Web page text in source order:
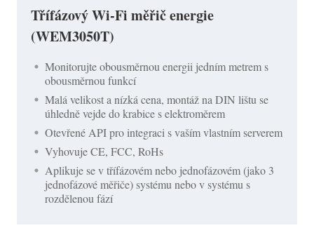
Třífázový Wi-Fi měřič energie
(WEM3050T)
Monitorujte obousměrnou energii jedním metrem s
obousměrnou funkcí
Malá velikost a nízká cena, montáž na DIN lištu se
úhledně vejde do krabice s elektroměrem
Otevřené API pro integraci s vaším vlastním serverem
Vyhovuje CE, FCC, RoHs
Aplikuje se v třífázovém nebo jednofázovém (jako 3
jednofázové měřiče) systému nebo v systému s
rozdělenou fází